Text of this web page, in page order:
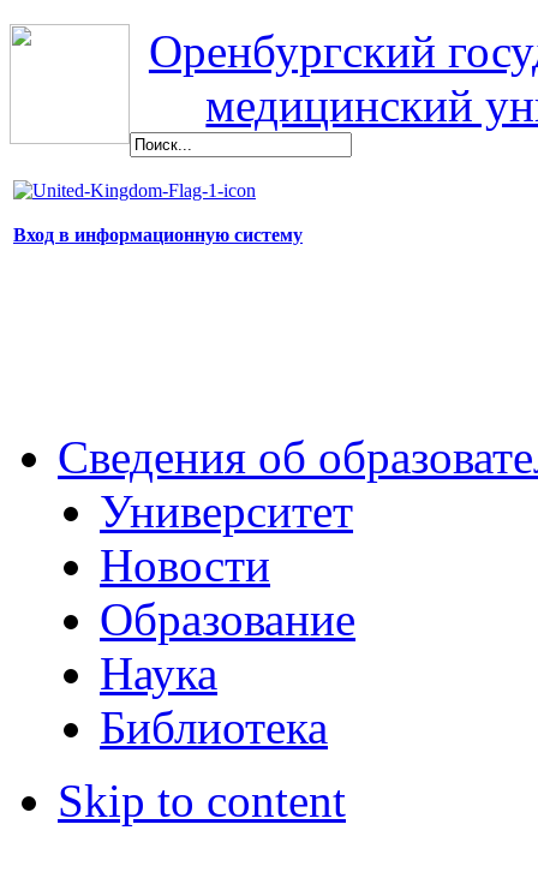
Оренбургский
медицинский
Вход в информационную систему
Сведения об
Университет
Новости
Образование
Наука
Библиотека
Skip to content